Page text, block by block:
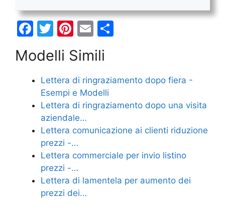
F
c
e
b
o
o
k
T
itt
er
Pi
er
e
st
E
ai
l
di
di
Modelli Simili
Lettera di ringraziamento dopo fiera -
Esempi e Modelli
Lettera di ringraziamento dopo una visita
aziendale…
Lettera comunicazione ai clienti riduzione
prezzi -…
Lettera commerciale per invio listino
prezzi -…
Lettera di lamentela per aumento dei
prezzi dei…